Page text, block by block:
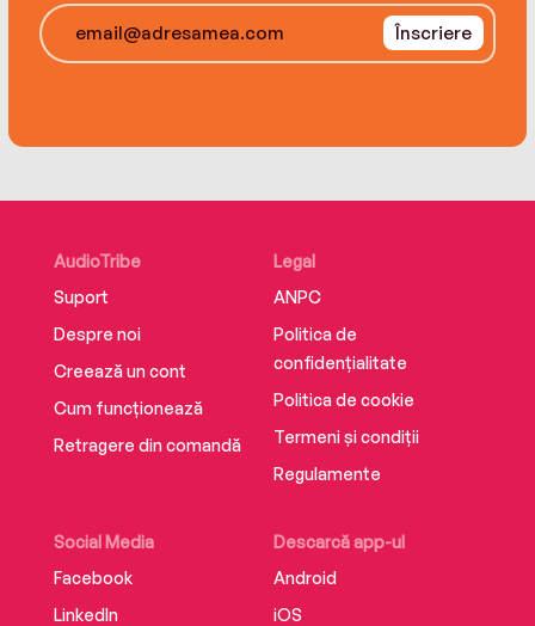
Înscriere
AudioTribe
Suport
Despre noi
Creează un cont
Cum funcționează
Retragere din comandă
Social Media
Facebook
LinkedIn
Descarcă app-ul
Android
iOS
Legal
ANPC
Politica de
confidențialitate
Politica de cookie
Termeni și condiții
Regulamente